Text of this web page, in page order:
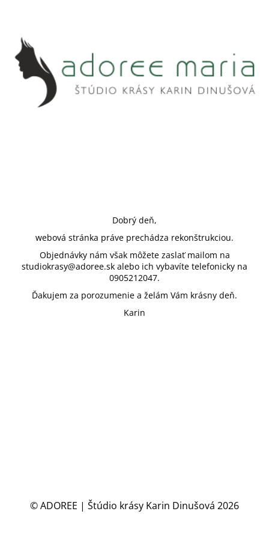
Dobrý deň,
webová stránka práve prechádza rekonštrukciou.
Objednávky nám však môžete zaslať mailom na
studiokrasy@adoree.sk alebo ich vybavíte telefonicky na
0905212047.
Ďakujem za porozumenie a želám Vám krásny deň.
Karin
© ADOREE | Štúdio krásy Karin Dinušová 2026